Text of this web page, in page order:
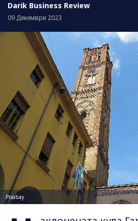
Darik Business Review
09 Декември 2023
Pixabay